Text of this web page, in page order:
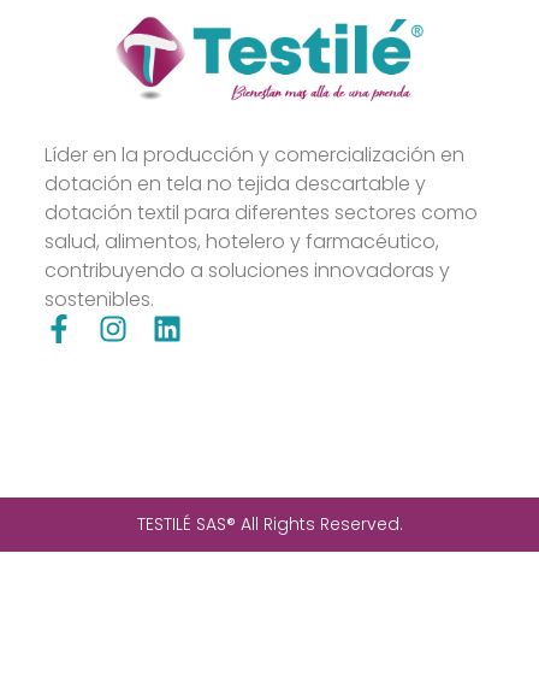
Líder en la producción y comercialización en
dotación en tela no tejida descartable y
dotación textil para diferentes sectores como
salud, alimentos, hotelero y farmacéutico,
contribuyendo a soluciones innovadoras y
sostenibles.
TESTILÉ SAS® All Rights Reserved.